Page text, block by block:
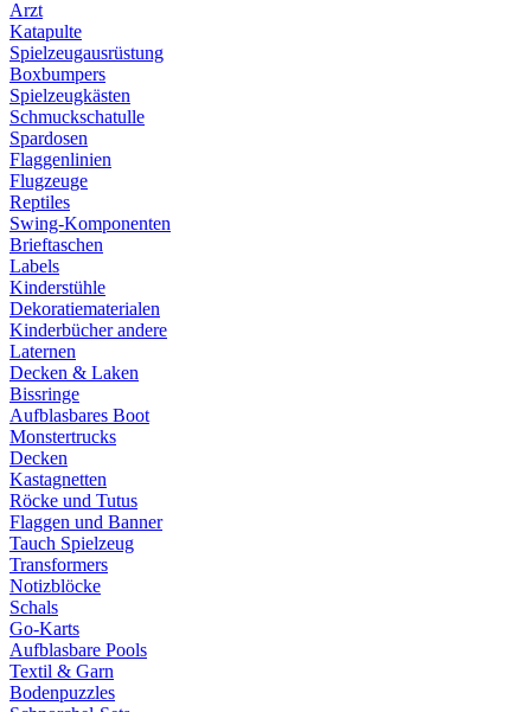
Arzt
Katapulte
Spielzeugausrüstung
Boxbumpers
Spielzeugkästen
Schmuckschatulle
Spardosen
Flaggenlinien
Flugzeuge
Reptiles
Swing-Komponenten
Brieftaschen
Labels
Kinderstühle
Dekoratiematerialen
Kinderbücher andere
Laternen
Decken & Laken
Bissringe
Aufblasbares Boot
Monstertrucks
Decken
Kastagnetten
Röcke und Tutus
Flaggen und Banner
Tauch Spielzeug
Transformers
Notizblöcke
Schals
Go-Karts
Aufblasbare Pools
Textil & Garn
Bodenpuzzles